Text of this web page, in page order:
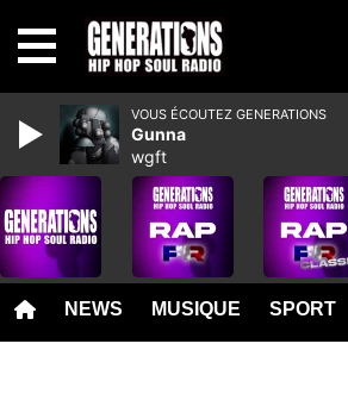
NEWS MUSIQUE SPORT
VOUS ÉCOUTEZ GENERATIONS
Gunna
wgft